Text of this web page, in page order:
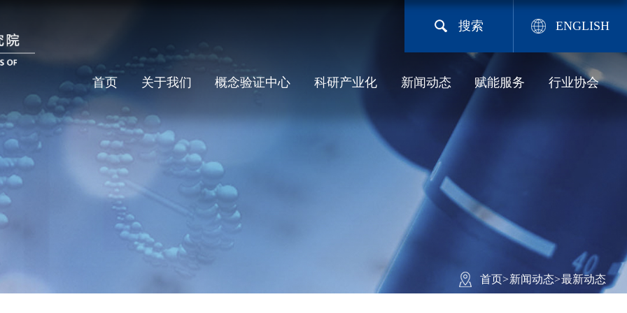
搜索 ENGLISH
首页 关于我们 概念验证中心 科研产业化 新闻动态 赋能服务 行业协会
首页>新闻动态>最新动态